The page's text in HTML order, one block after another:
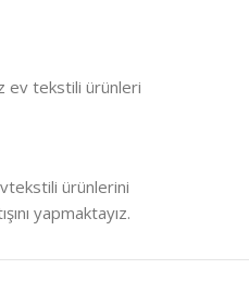
ev tekstili ürünleri
ürünlerini
yapmaktayız.